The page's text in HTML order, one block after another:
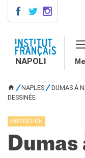
NAPOLI
VOUS ÊTES ICI
NAPLES
DUMAS À
DESSINÉE
EXPOSITION
Dumas